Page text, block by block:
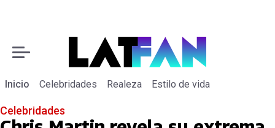
Inicio Celebridades Realeza Estilo de vida
Celebridades